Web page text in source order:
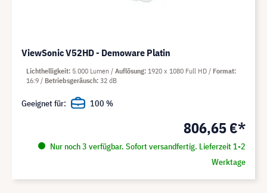
ViewSonic V52HD - Demoware Platin
806,65 €*
Nur noch 3 verfügbar. Sofort versandfertig. Lieferzeit 1-2
Werktage
Lichthelligkeit 5.000 Lumen Auflösung 1920 x 1080 Full HD
Format
16:9
Betriebsgeräusch 32 dB
Geeignet für: 100 %